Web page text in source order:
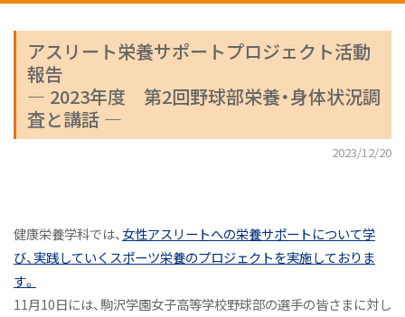
アスリート栄養サポートプロジェクト活動
報告
― 2023年度 第2回野球部栄養・身体状況調
査と講話 ―
2023/12/20
健康栄養学科では、 女性アスリートへの栄養サポートについて学
び、実践していくスポーツ栄養のプロジェクトを実施しておりま
す。
11月10日には、駒沢学園女子高等学校野球部の選手の皆さまに対し
人間健康学健康栄養学科：トップ
学びの概要
カリキュラム
活躍するOGたち
教員紹介